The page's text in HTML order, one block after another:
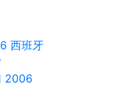
西班牙
2006